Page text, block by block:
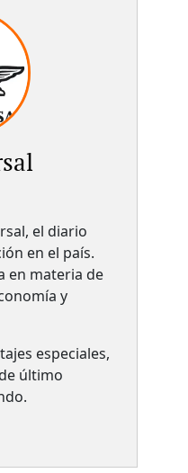
el diario
en el país.​
en materia de
y
especiales,
último